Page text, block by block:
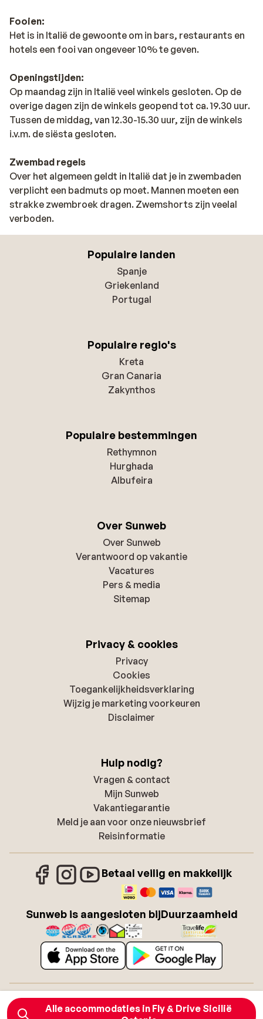
Alle accommodaties in Fly & Drive Sicilië
Fooien:
Het is in Italië de gewoonte om in bars, restaurants en
hotels een fooi van ongeveer 10% te geven.
Openingstijden:
Op maandag zijn in Italië veel winkels gesloten. Op de
overige dagen zijn de winkels geopend tot ca. 19.30 uur.
Tussen de middag, van 12.30-15.30 uur, zijn de winkels
i.v.m. de siësta gesloten.
Zwembad regels
Over het algemeen geldt in Italië dat je in zwembaden
verplicht een badmuts op moet. Mannen moeten een
strakke zwembroek dragen. Zwemshorts zijn veelal
verboden.
Populaire landen
Spanje
Griekenland
Portugal
Populaire regio's
Kreta
Gran Canaria
Zakynthos
Populaire bestemmingen
Rethymnon
Hurghada
Albufeira
Over Sunweb
Over Sunweb
Verantwoord op vakantie
Vacatures
Pers & media
Sitemap
Privacy & cookies
Privacy
Cookies
Toegankelijkheidsverklaring
Wijzig je marketing voorkeuren
Disclaimer
Hulp nodig?
Vragen & contact
Mijn Sunweb
Vakantiegarantie
Meld je aan voor onze nieuwsbrief
Reisinformatie
Betaal veilig en makkelijk
Sunweb is aangesloten bijDuurzaamheid
Over SunwebVacatures
Algemene voorwaarden zonvakantiesCookies